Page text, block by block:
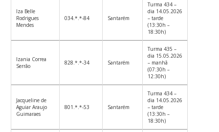
Iza Belle
Rodrigues
Mendes
034.*.*-84 Santarém
Turma 434 –
dia 14.05.2026
– tarde
(13:30h –
18:30h)
Izania Correa
Serrão
828.*.*-34 Santarém
Turma 435 –
dia 15.05.2026
– manhã
(07:30h –
12:30h)
Jacqueline de
Aguiar Araujo
Guimaraes
801.*.*-53 Santarém
Turma 434 –
dia 14.05.2026
– tarde
(13:30h –
18:30h)